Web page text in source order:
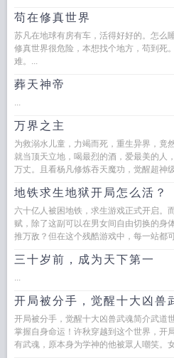
苟在修真世界
苏凡在地球有房有车，活得好好的。怎么
修真世界很危险，本想找个地方，苟到死
难。...
葬天神帝
...
万界之主
为救溺水儿童，力竭而死，重生异界，竟
就当顶天立地，喝最烈的酒，爱最美的人
万丈。且看杨凡修炼吞天魔功，觉醒超神
地铁求生地狱开局怎么活？
六十亿人被困地铁，求生游戏正式开启。
赋，除了这副可以在男女间自由切换的身
推万敌？但在这个残酷游戏中，每一站都
三十岁前，成为天下第一
...
开局被分手，觉醒十大凶兽
开局被分手，觉醒十大凶兽武魂简介武道
掌握自身命运！许秋穿越到这个世界，开
有武魂，原本身为学神的他被眾人嘲笑。